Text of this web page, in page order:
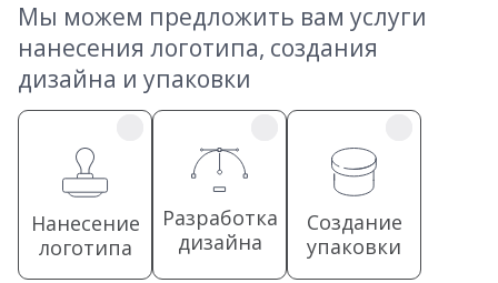
Мы можем предложить вам услуги
нанесения логотипа, создания
дизайна и упаковки
Нанесение
логотипа
Разработка
дизайна
Создание
упаковки